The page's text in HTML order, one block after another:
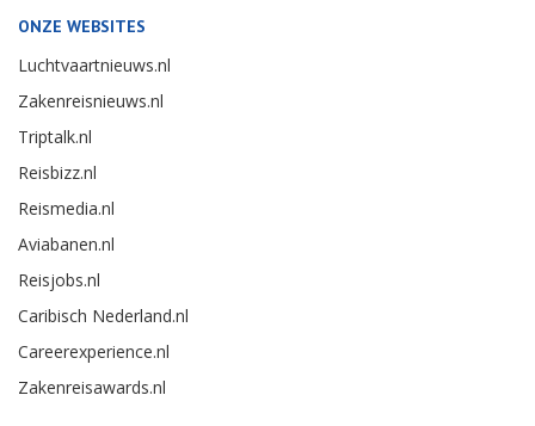
ONZE WEBSITES
Luchtvaartnieuws.nl
Zakenreisnieuws.nl
Triptalk.nl
Reisbizz.nl
Reismedia.nl
Aviabanen.nl
Reisjobs.nl
Caribisch Nederland.nl
Careerexperience.nl
Zakenreisawards.nl